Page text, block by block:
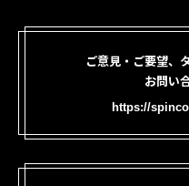
ご意見・ご要望、
お問い
https://